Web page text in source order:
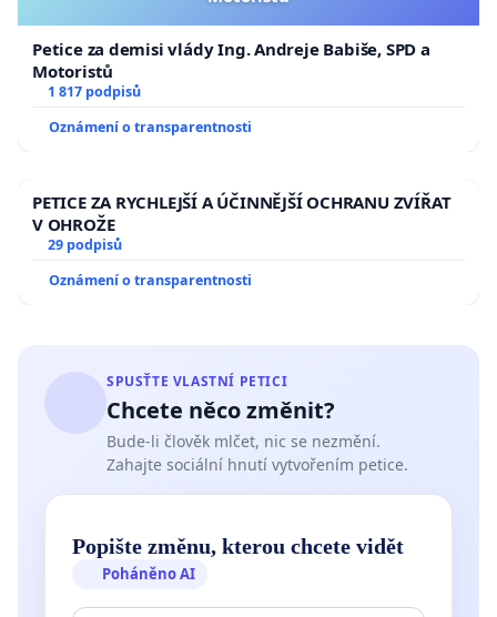
Petice za demisi vlády Ing. Andreje Babiše, SPD a
Motoristů
1 817 podpisů
Oznámení o transparentnosti
PETICE ZA RYCHLEJŠÍ A ÚČINNĚJŠÍ OCHRANU ZVÍŘAT
V OHROŽE
29 podpisů
Oznámení o transparentnosti
SPUSŤTE VLASTNÍ PETICI
Chcete něco změnit?
Bude-li člověk mlčet, nic se nezmění.
Zahajte sociální hnutí vytvořením petice.
Popište změnu, kterou chcete vidět
Poháněno AI